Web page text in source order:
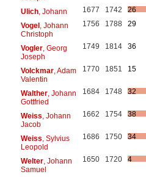
Ulich, Johann 1677 1742
26
Vogel, Johann
Christoph
1756 1788 29
Vogler, Georg
Joseph
1749 1814 36
Volckmar, Adam
Valentin
1770 1851 15
Walther, Johann
Gottfried
1684 1748 32
Weiss , Johann
Jacob
1662 1754 38
Weiss , Sylvius
Leopold
1686 1750 34
Welter, Johann
Samuel
1650 1720 4